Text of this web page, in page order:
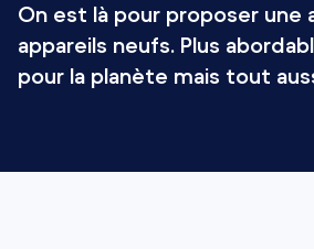
On est là pour proposer une
appareils neufs. Plus
pour la planète mais tout